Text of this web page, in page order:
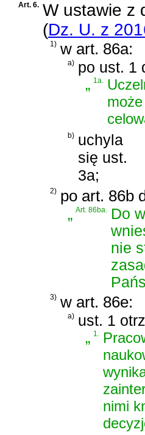
Art. 6. W ustawie z
(Dz. U. z
1) w art. 86a:
a) po ust. 1
„1a.
b) uchyla
się ust.
3a;
2) po art. 86b
„Art. 86ba. Do
nie
3) w art. 86e:
a) ust. 1
„1.
nimi